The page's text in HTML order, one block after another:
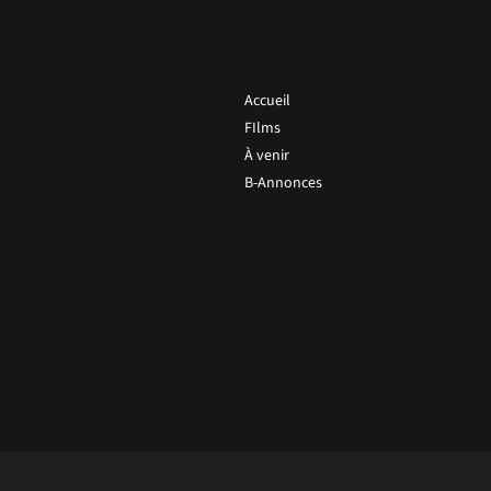
Accueil
FIlms
À venir
B-Annonces